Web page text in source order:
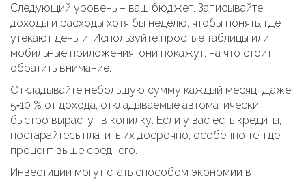
Следующий уровень – ваш бюджет. Записывайте
доходы и расходы хотя бы неделю, чтобы понять, где
утекают деньги. Используйте простые таблицы или
мобильные приложения, они покажут, на что стоит
обратить внимание.
Откладывайте небольшую сумму каждый месяц. Даже
5‑10 % от дохода, откладываемые автоматически,
быстро вырастут в копилку. Если у вас есть кредиты,
постарайтесь платить их досрочно, особенно те, где
процент выше среднего.
Инвестиции могут стать способом экономии в